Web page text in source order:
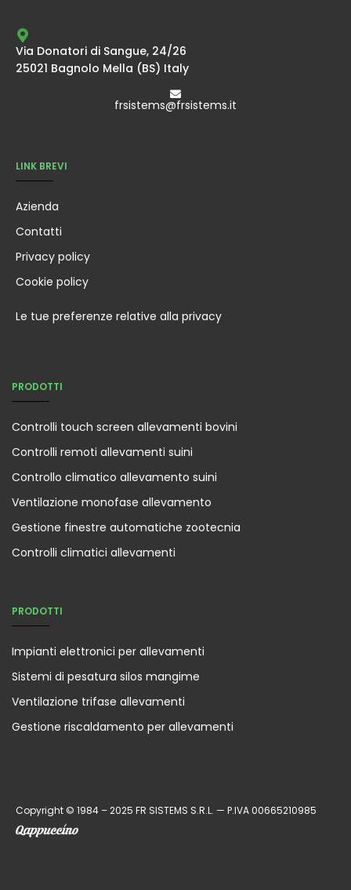
Via Donatori di Sangue, 24/26
25021 Bagnolo Mella (BS) Italy
frsistems@frsistems.it
LINK BREVI
Azienda
Contatti
Privacy policy
Cookie policy
Le tue preferenze relative alla privacy
PRODOTTI
Controlli touch screen allevamenti bovini
Controlli remoti allevamenti suini
Controllo climatico allevamento suini
Ventilazione monofase allevamento
Gestione finestre automatiche zootecnia
Controlli climatici allevamenti
PRODOTTI
Impianti elettronici per allevamenti
Sistemi di pesatura silos mangime
Ventilazione trifase allevamenti
Gestione riscaldamento per allevamenti
Copyright © 1984 – 2025 FR SISTEMS S.R.L. — P.IVA 00665210985